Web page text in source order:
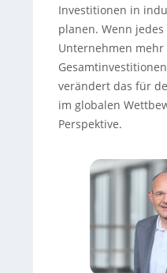
Investitionen in
planen. Wenn
Unternehmen mehr
verändert das für
im globalen
Perspektive.